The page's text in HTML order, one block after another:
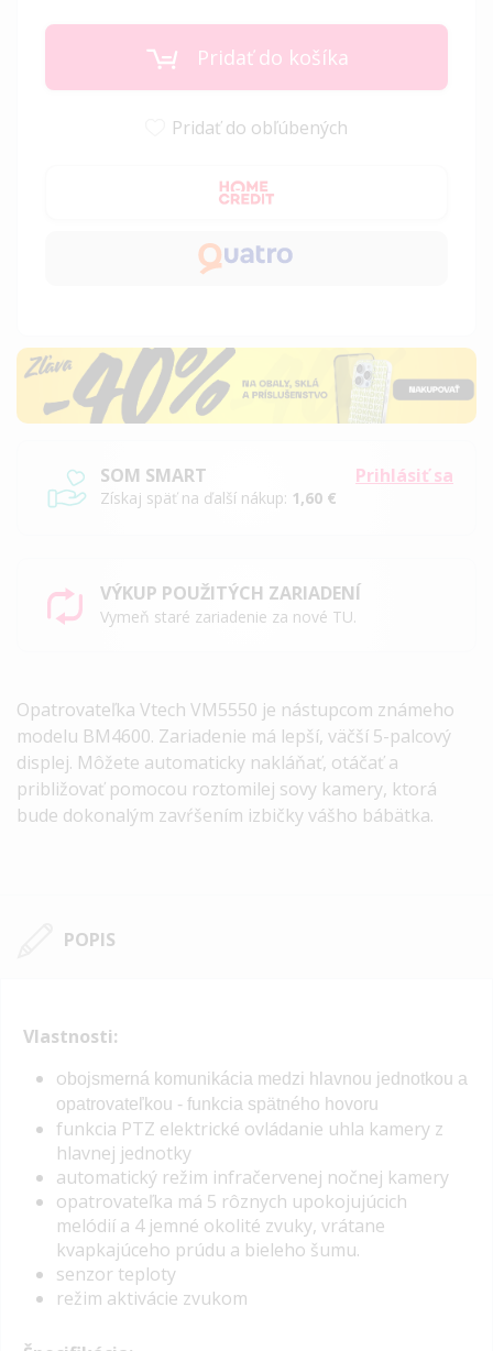
Pridať do košíka
Pridať do obľúbených
Prihlásiť sa
SOM SMART
Získaj späť na ďalší nákup: 1,60 €
VÝKUP POUŽITÝCH ZARIADENÍ
Vymeň staré zariadenie za nové TU.
Opatrovateľka Vtech VM5550 je nástupcom známeho
modelu BM4600. Zariadenie má lepší, väčší 5-palcový
displej. Môžete automaticky nakláňať, otáčať a
približovať pomocou roztomilej sovy kamery, ktorá
bude dokonalým zavŕšením izbičky vášho bábätka.
POPIS
Vlastnosti:
o bojsmerná komunikácia medzi hlavnou jednotkou a
opatrovateľkou - funkcia spätného hovoru
funkcia PTZ elektrické ovládanie uhla kamery z
hlavnej jednotky
automatický režim infračervenej nočnej kamery
opatrovateľka má 5 rôznych upokojujúcich
melódií a 4 jemné okolité zvuky, vrátane
kvapkajúceho prúdu a bieleho šumu.
senzor teploty
režim aktivácie zvukom